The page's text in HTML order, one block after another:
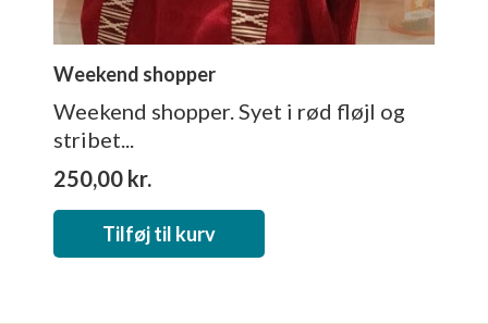
Weekend shopper
Weekend shopper. Syet i rød fløjl og
stribet...
250,00 kr.
Tilføj til kurv